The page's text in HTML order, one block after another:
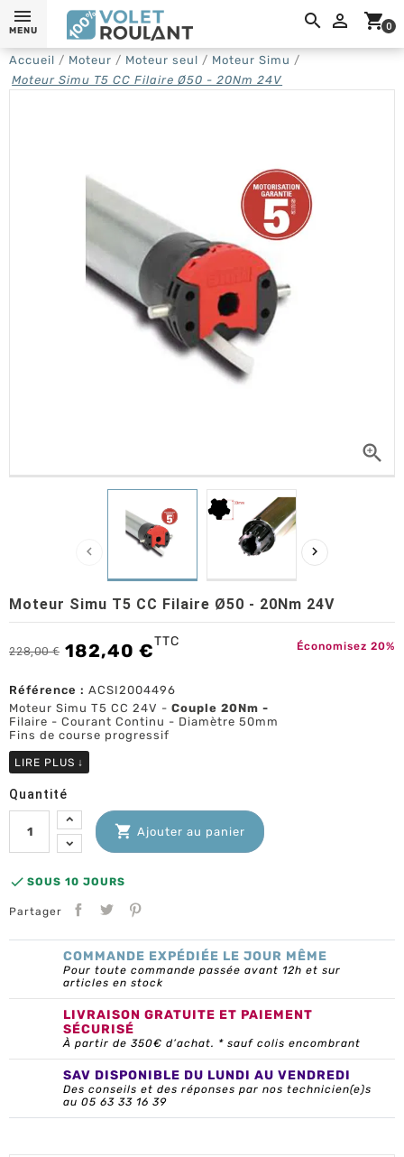
 shopping_cart0
MENU
Accueil Moteur Moteur seul
Moteur Simu
Moteur Simu T5 CC Filaire Ø50 - 20Nm 24V

 
Moteur Simu T5 CC Filaire Ø50 - 20Nm 24V
228,00 € 182,40 €TTC Économisez 20%
Référence : ACSI2004496
Moteur Simu T5 CC 24V - Couple 20Nm -
Filaire - Courant Continu - Diamètre 50mm
Fins de course progressif
LIRE PLUS ↓
Quantité
 Ajouter au panier
 SOUS 10 JOURS
Partager
COMMANDE EXPÉDIÉE LE JOUR MÊME
Pour toute commande passée avant 12h et sur
articles en stock
LIVRAISON GRATUITE ET PAIEMENT
SÉCURISÉ
À partir de 350€ d’achat. * sauf colis encombrant
SAV DISPONIBLE DU LUNDI AU VENDREDI
Des conseils et des réponses par nos technicien(e)s
au 05 63 33 16 39